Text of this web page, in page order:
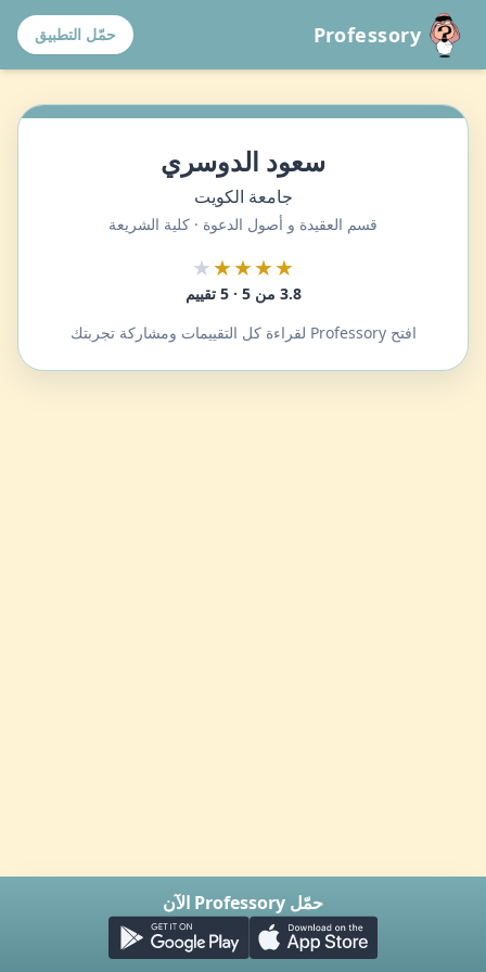
Professory حمّل التطبيق
سعود الدوسري
جامعة الكويت
قسم العقيدة و أصول الدعوة · كلية الشريعة
★★★★
★
3.8 من 5 · 5 تقييم
افتح Professory لقراءة كل التقييمات ومشاركة تجربتك
حمّل Professory الآن